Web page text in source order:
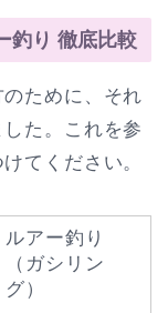
釣り 徹底比較
ために、それ
た。これを参
てください。
ルアー釣り
（ガシリン
グ）